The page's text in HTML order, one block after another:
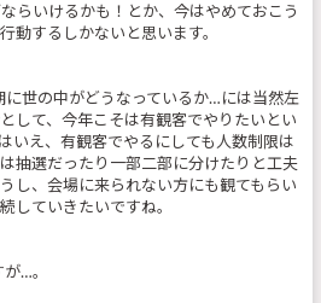
らいけるかも！とか、今はやめておこう
動するしかないと思います。
に世の中がどうなっているか…には当然左
して、今年こそは有観客でやりたいとい
いえ、有観客でやるにしても人数制限は
抽選だったり一部二部に分けたりと工夫
し、会場に来られない方にも観てもらい
していきたいですね。
…。